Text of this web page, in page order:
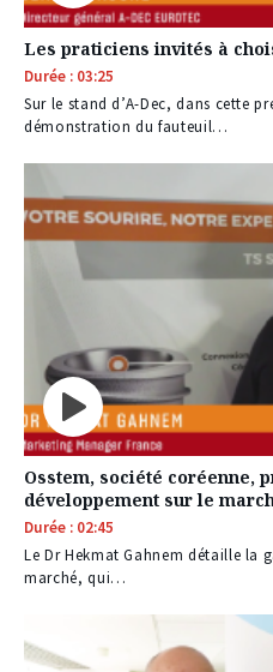
Les praticiens invités à
Durée : 03:25
Sur le stand d’A-Dec, dans cette
démonstration du fauteuil…
Osstem, société coréenne,
développement sur le
Durée : 02:45
Le Dr Hekmat Gahnem détaille la
marché, qui…